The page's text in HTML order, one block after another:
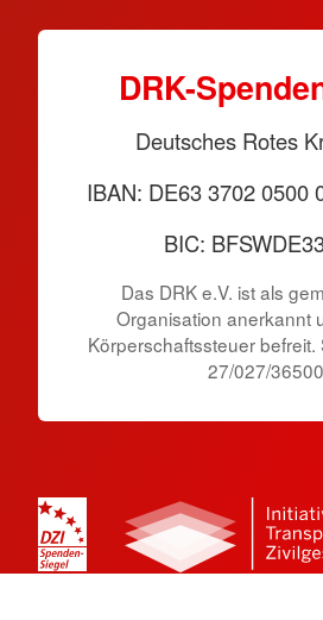
DRK-
Deutsches Rotes
IBAN: DE63 3702 0500
BIC:
Das DRK e.V. ist als
Organisation anerkannt
Körperschaftssteuer
27/027/36500